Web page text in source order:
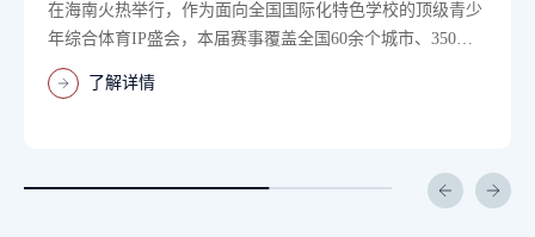
在海南火热举行，作为面向全国国际化特色学校的顶级青少
年综合体育IP盛会，本届赛事覆盖全国60余个城市、350所
国际化学校，700名国内外青少···
了解详情